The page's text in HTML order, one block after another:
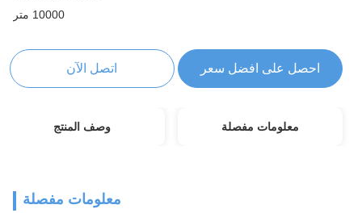
10000 متر
احصل على افضل سعر اتصل الآن
معلومات مفصلة وصف المنتج
معلومات مفصلة